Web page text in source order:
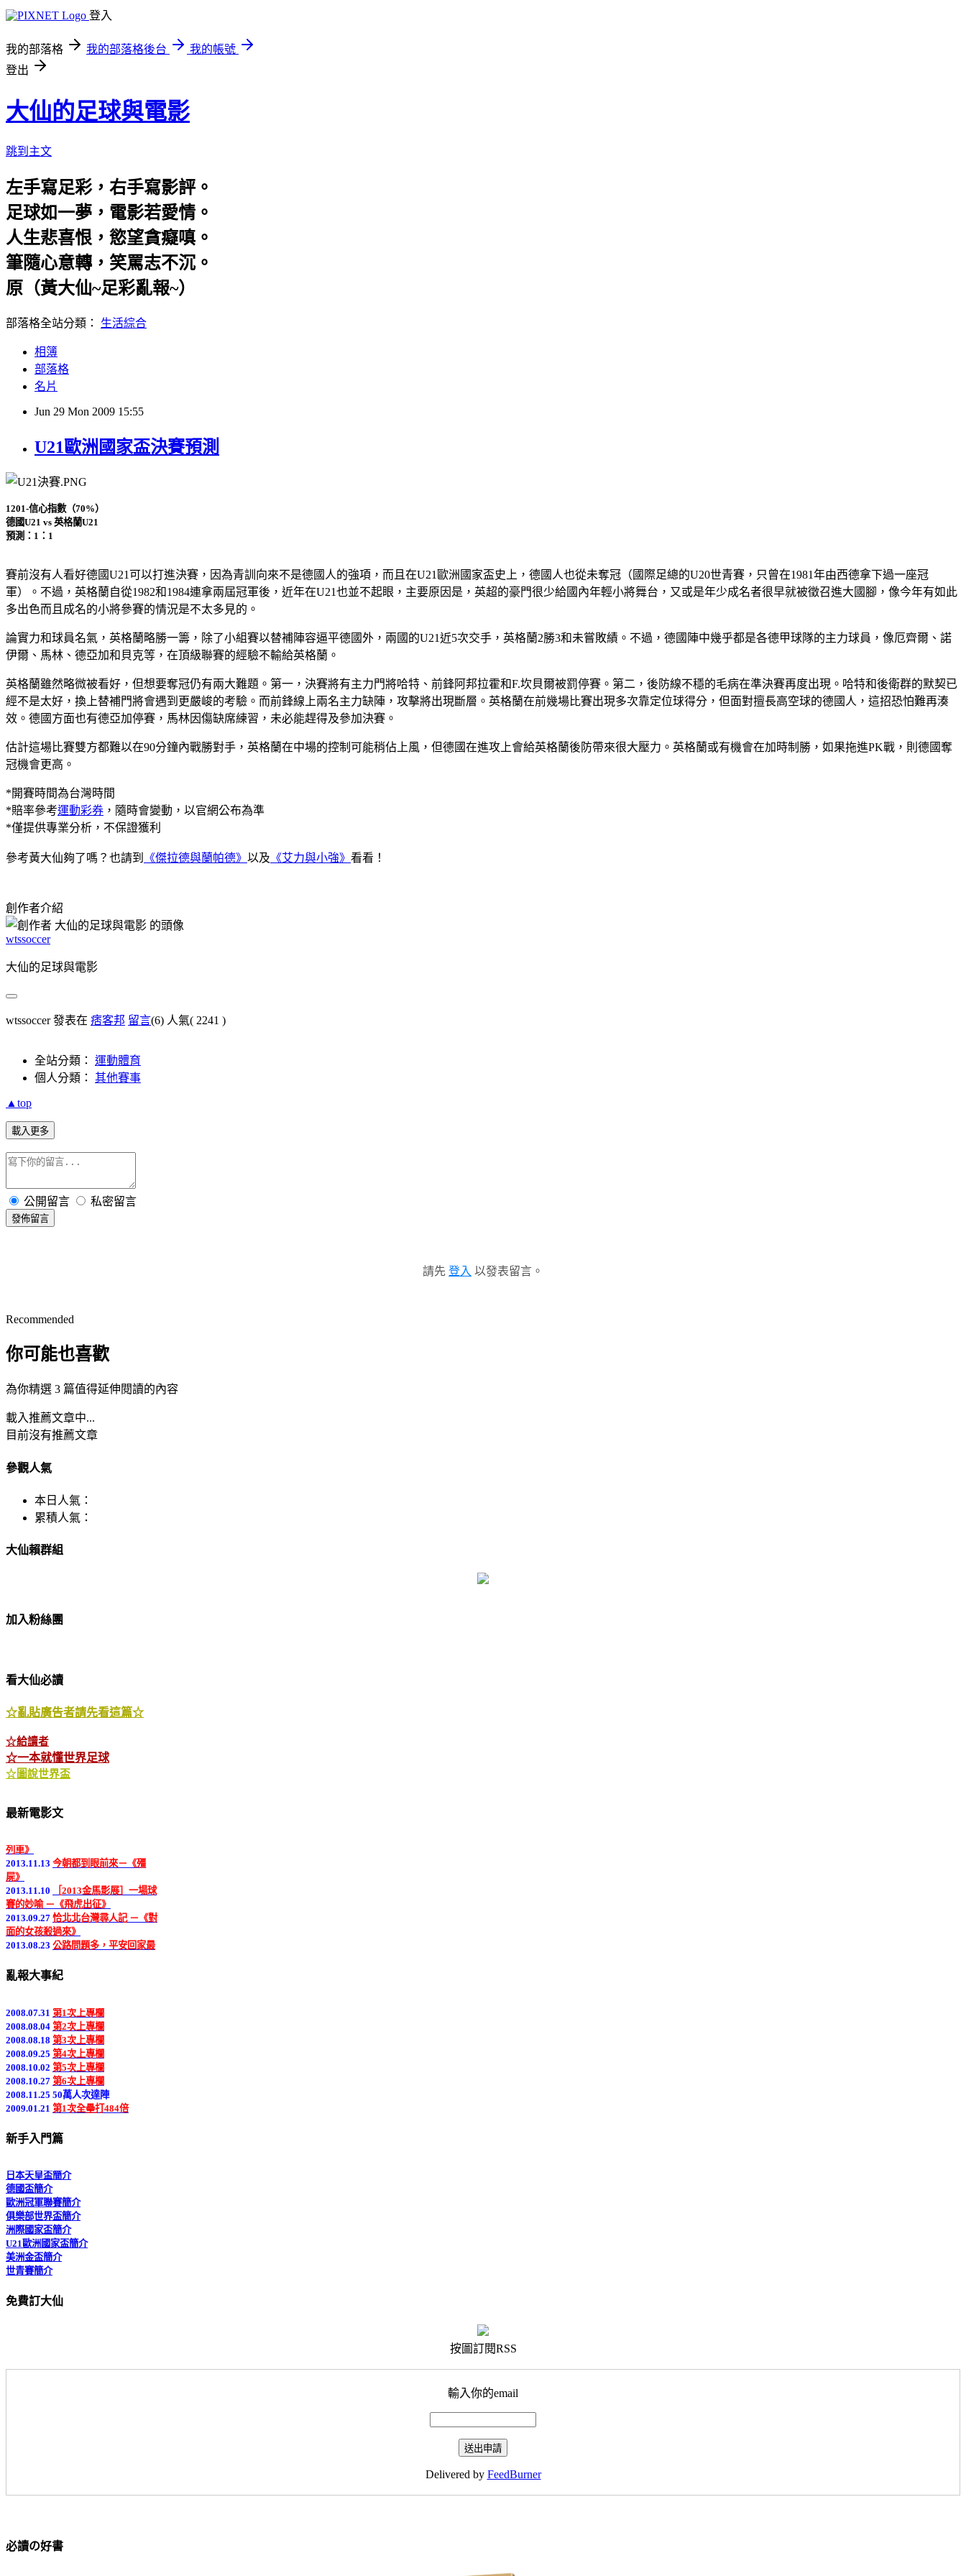
登入
我的部落格 我的部落格後台
我的帳號
登出
大仙的足球與電影
跳到主文
左手寫足彩，右手寫影評。
足球如一夢，電影若愛情。
人生悲喜恨，慾望貪癡嗔。
筆隨心意轉，笑罵志不沉。
原（黃大仙~足彩亂報~）
部落格全站分類： 生活綜合
相簿
部落格
名片
Jun 29 Mon 2009 15:55
U21歐洲國家盃決賽預測
1201-信心指數（70%）
德國U21 vs 英格蘭U21
預測：1：1
賽前沒有人看好德國U21可以打進決賽，因為青訓向來不是德國人的強項，而且在U21歐洲國家盃史上，德國人也從未奪冠（國際足總的U20世青賽，只曾在1981年由西德拿下過一座冠
軍）。不過，英格蘭自從1982和1984連拿兩屆冠軍後，近年在U21也並不起眼，主要原因是，英超的豪門很少給國內年輕小將舞台，又或是年少成名者很早就被徵召進大國腳，像今年有如此
多出色而且成名的小將參賽的情況是不太多見的。
論實力和球員名氣，英格蘭略勝一籌，除了小組賽以替補陣容逼平德國外，兩國的U21近5次交手，英格蘭2勝3和未嘗敗績。不過，德國陣中幾乎都是各德甲球隊的主力球員，像厄齊爾、諾
伊爾、馬林、德亞加和貝克等，在頂級聯賽的經驗不輸給英格蘭。
英格蘭雖然略微被看好，但想要奪冠仍有兩大難題。第一，決賽將有主力門將哈特、前鋒阿邦拉霍和F.坎貝爾被罰停賽。第二，後防線不穩的毛病在準決賽再度出現。哈特和後衛群的默契已
經不是太好，換上替補門將會遇到更嚴峻的考驗。而前鋒線上兩名主力缺陣，攻擊將出現斷層。英格蘭在前幾場比賽出現多次靠定位球得分，但面對擅長高空球的德國人，這招恐怕難再湊
效。德國方面也有德亞加停賽，馬林因傷缺席練習，未必能趕得及參加決賽。
估計這場比賽雙方都難以在90分鐘內戰勝對手，英格蘭在中場的控制可能稍佔上風，但德國在進攻上會給英格蘭後防帶來很大壓力。英格蘭或有機會在加時制勝，如果拖進PK戰，則德國奪
冠機會更高。
*開賽時間為台灣時間
*賠率參考運動彩券 ，隨時會變動，以官網公布為準
*僅提供專業分析，不保證獲利
參考黃大仙夠了嗎？也請到 《傑拉德與蘭帕德》 以及 《艾力與小強》 看看！
創作者介紹
wtssoccer
大仙的足球與電影
wtssoccer 發表在 痞客邦 留言(6) 人氣( 2241 )
全站分類： 運動體育
個人分類： 其他賽事
▲top
載入更多
公開留言 私密留言
發佈留言
請先 登入 以發表留言。
Recommended
你可能也喜歡
為你精選 3 篇值得延伸閱讀的內容
載入推薦文章中...
目前沒有推薦文章
參觀人氣
本日人氣：
累積人氣：
大仙賴群組
加入粉絲團
看大仙必讀
☆亂貼廣告者請先看這篇☆
☆給讀者
☆一本就懂世界足球
☆圖說世界盃
最新電影文
生》
2013.11.13
今朝都到眼前來－《殭
屍》
2013.11.10
［2013金馬影展］一場球
賽的妙喻 －《飛虎出征》
2013.09.27恰北北台灣尋人記 －《對
面的女孩殺過來》
2013.08.23公路問題多，平安回家最
好－《全家就是米家》
灣》
2013.07.31 有共鳴才感動－《海闊天
空》
2013.07.30 前半好笑、中間基情、結
局感人－《偉大的隱藏者》
2013.07.27 執著就無明－《盲探》
2013.07.22 何去何從－《八月三十一
日，我在奧斯陸》
亂報大事紀
2008.07.13 10萬人次達陣
2008.08.04 第2次上專欄
2008.08.18 第3次上專欄
2008.09.25 第4次上專欄
2008.10.02 第5次上專欄
2008.10.27 第6次上專欄
2008.11.25 50萬人次達陣
2009.01.21 第1次全壘打484倍
2009.02.19 第7次上專欄
2009.03.20第8次上專欄
2009.04.01 PageRank升為2
2009.04.13 首次入圍藍眼觀注
2009.04.26 入選藍眼佳作
2009.04.29 部落格觀察排名前1000
2009.05.19 200萬人次達陣
2009.05.19 部落格觀察排名前500
2009.05.29 PageRank升為3
2009.06.27 PageRank升為4
2009.07.04
2009.07.17第10次上專欄
2009.08.28第14次上專欄
格大獎決選
2010.01.15
第19次上專欄
2010.01.15第20次上專欄
新手入門篇
英格蘭足總盃簡介
德國盃簡介
歐洲冠軍聯賽簡介
俱樂部世界盃簡介
洲際國家盃簡介
U21歐洲國家盃簡介
美洲金盃簡介
世青賽簡介
歐洲聯賽排名系統
淺談轉會窗口
免費訂大仙
按圖訂閱RSS
輸入你的email
Delivered by FeedBurner
必讀の好書